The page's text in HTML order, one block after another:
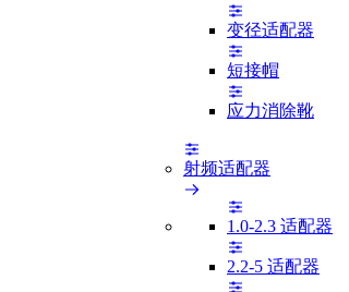
变径适配器
短接帽
应力消除靴
射频适配器
1.0-2.3 适配器
2.2-5 适配器